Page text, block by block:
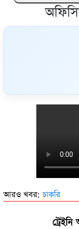
আরও খবর:চাকরি